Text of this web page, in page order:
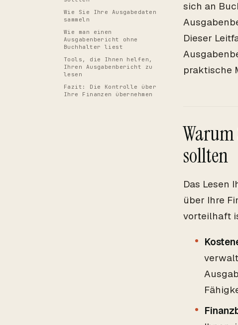
Wie Sie Ihre Ausgabedaten
sammeln
Wie man einen
Ausgabenbericht ohne
Buchhalter liest
Tools, die Ihnen helfen,
Ihren Ausgabenbericht zu
lesen
Fazit: Die Kontrolle über
Ihre Finanzen übernehmen
sich an
Dieser
praktische
Warum
sollten
Das Lesen
über Ihre
vorteilhaft